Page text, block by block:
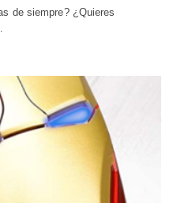
de siempre? ¿Quieres